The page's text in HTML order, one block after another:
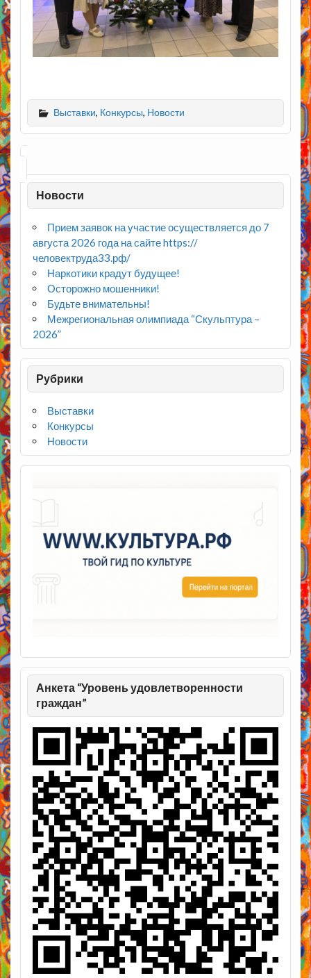
Выставки, Конкурсы, Новости
Новости
Прием заявок на участие осуществляется до 7
августа 2026 года на сайте https://
человектруда33.рф/
Наркотики крадут будущее!
Осторожно мошенники!
Будьте внимательны!
Межрегиональная олимпиада “Скульптура –
2026”
Рубрики
Выставки
Конкурсы
Новости
Анкета “Уровень удовлетворенности
граждан”